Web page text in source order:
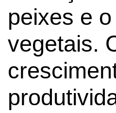
peixes e
vegetais.